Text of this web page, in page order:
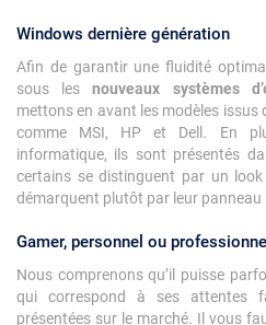
Windows dernière génération
Afin de garantir une fluidité
sous lesnouveaux systèmes
mettons en avant les modèles issus
comme MSI, HP et Dell. En
informatique, ils sont présentés
certains se distinguent par un
démarquent plutôt par leur
Gamer, personnel ou professionnel
Nous comprenons qu’il puisse
qui correspond à ses attentes
présentées sur le marché. Il vous